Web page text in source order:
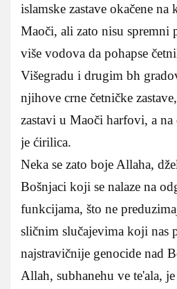
islamske zastave okačene
Maoči, ali zato nisu spremni
više vodova da pohapse
Višegradu i drugim bh
njihove crne četničke
zastavi u Maoči harfovi, a na
je ćirilica.
Neka se zato boje Allaha,
Bošnjaci koji se nalaze na
funkcijama, što ne
sličnim slučajevima koji nas
najstravičnije genocide nad
Allah, subhanehu ve te'ala,